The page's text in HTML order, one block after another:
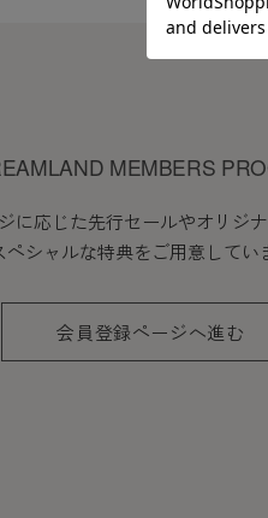
ース以外に当社が必要
サイト上に表示した時
です。
員登録時に入力したメー
ら提供された個人情報
にあたって、会員の住
MEMBERS
に応じた先行セールやオリジナ
ペシャルな特典をご用意してい
会員登録ページへ進む